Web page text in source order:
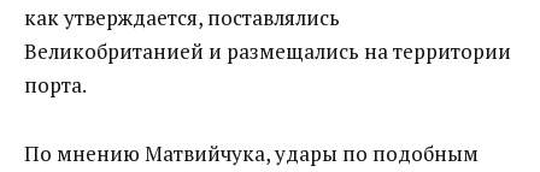
как утверждается, поставлялись
Великобританией и размещались на территории
порта.
По мнению Матвийчука, удары по подобным